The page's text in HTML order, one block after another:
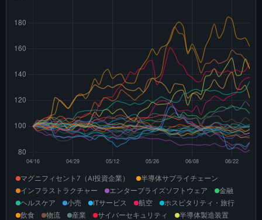
マグニフィセント7（AI投資企業）
半導体サプライチェーン
インフラストラクチャー
エンタープライズソフトウェア
金融
ヘルスケア
小売 ITサービス 航空
ホスピタリティ・旅行
飲食
物流 産業 サイバーセキュリティ
半導体製造装置